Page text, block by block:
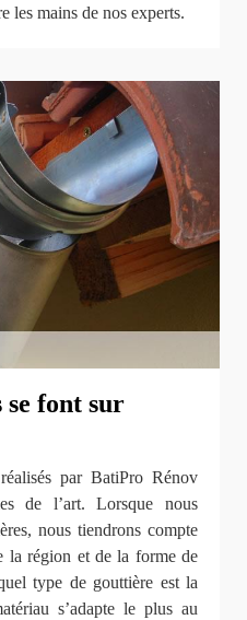
les mains de nos experts.
font sur
par BatiPro Rénov
de l’art. Lorsque nous
nous tiendrons compte
la région et de la forme de
type de gouttière est la
s’adapte le plus au